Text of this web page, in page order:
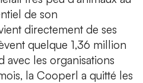
de son
directement de ses
quelque 1,36 million
avec les organisations
la Cooperl a quitté les